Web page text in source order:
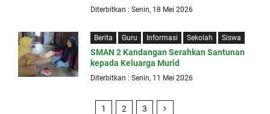
Diterbitkan : Senin, 18 Mei 2026
Berita Guru Informasi Sekolah Siswa
SMAN 2 Kandangan Serahkan Santunan
kepada Keluarga Murid
Diterbitkan : Senin, 11 Mei 2026
1 2 3